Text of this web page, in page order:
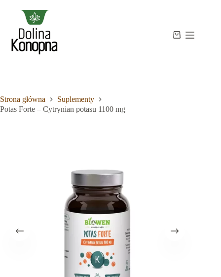
Brak
wyników
Strona
główna
Kontakt
Koszyk
Strona główna
Suplementy
Potas Forte – Cytrynian potasu 1100 mg